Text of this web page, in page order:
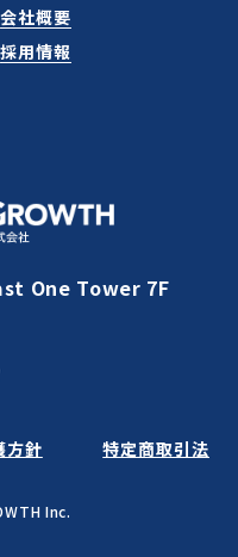
会社概要
採用情報
One Tower 7F
Inc.
方針 特定商取引法